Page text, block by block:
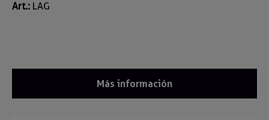
Art.: LAG
Más información